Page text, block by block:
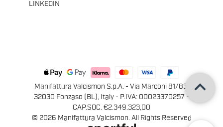
LINKEDIN
Manifattura Valcismon S.p.A. - Via Marconi 81/83,
32030 Fonzaso (BL), Italy - P.IVA: 00023370257 -
CAP.SOC. €2.349.323,00
© 2026 Manifattura Valcismon. All Rights Reserved
keyboard_arrow_up